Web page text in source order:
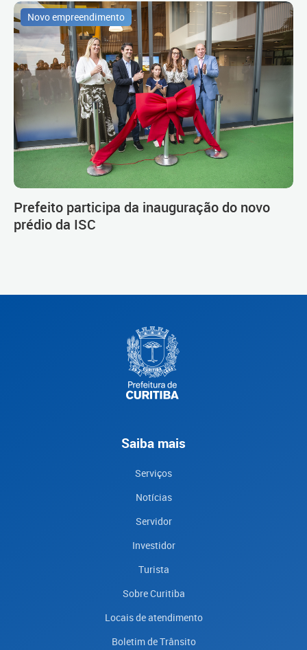
Novo empreendimento
Prefeito participa da inauguração do novo
prédio da ISC
Saiba mais
Serviços
Notícias
Servidor
Investidor
Turista
Sobre Curitiba
Locais de atendimento
Boletim de Trânsito